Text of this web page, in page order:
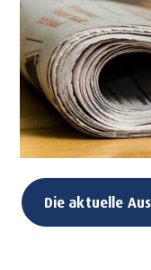
Die aktuelle